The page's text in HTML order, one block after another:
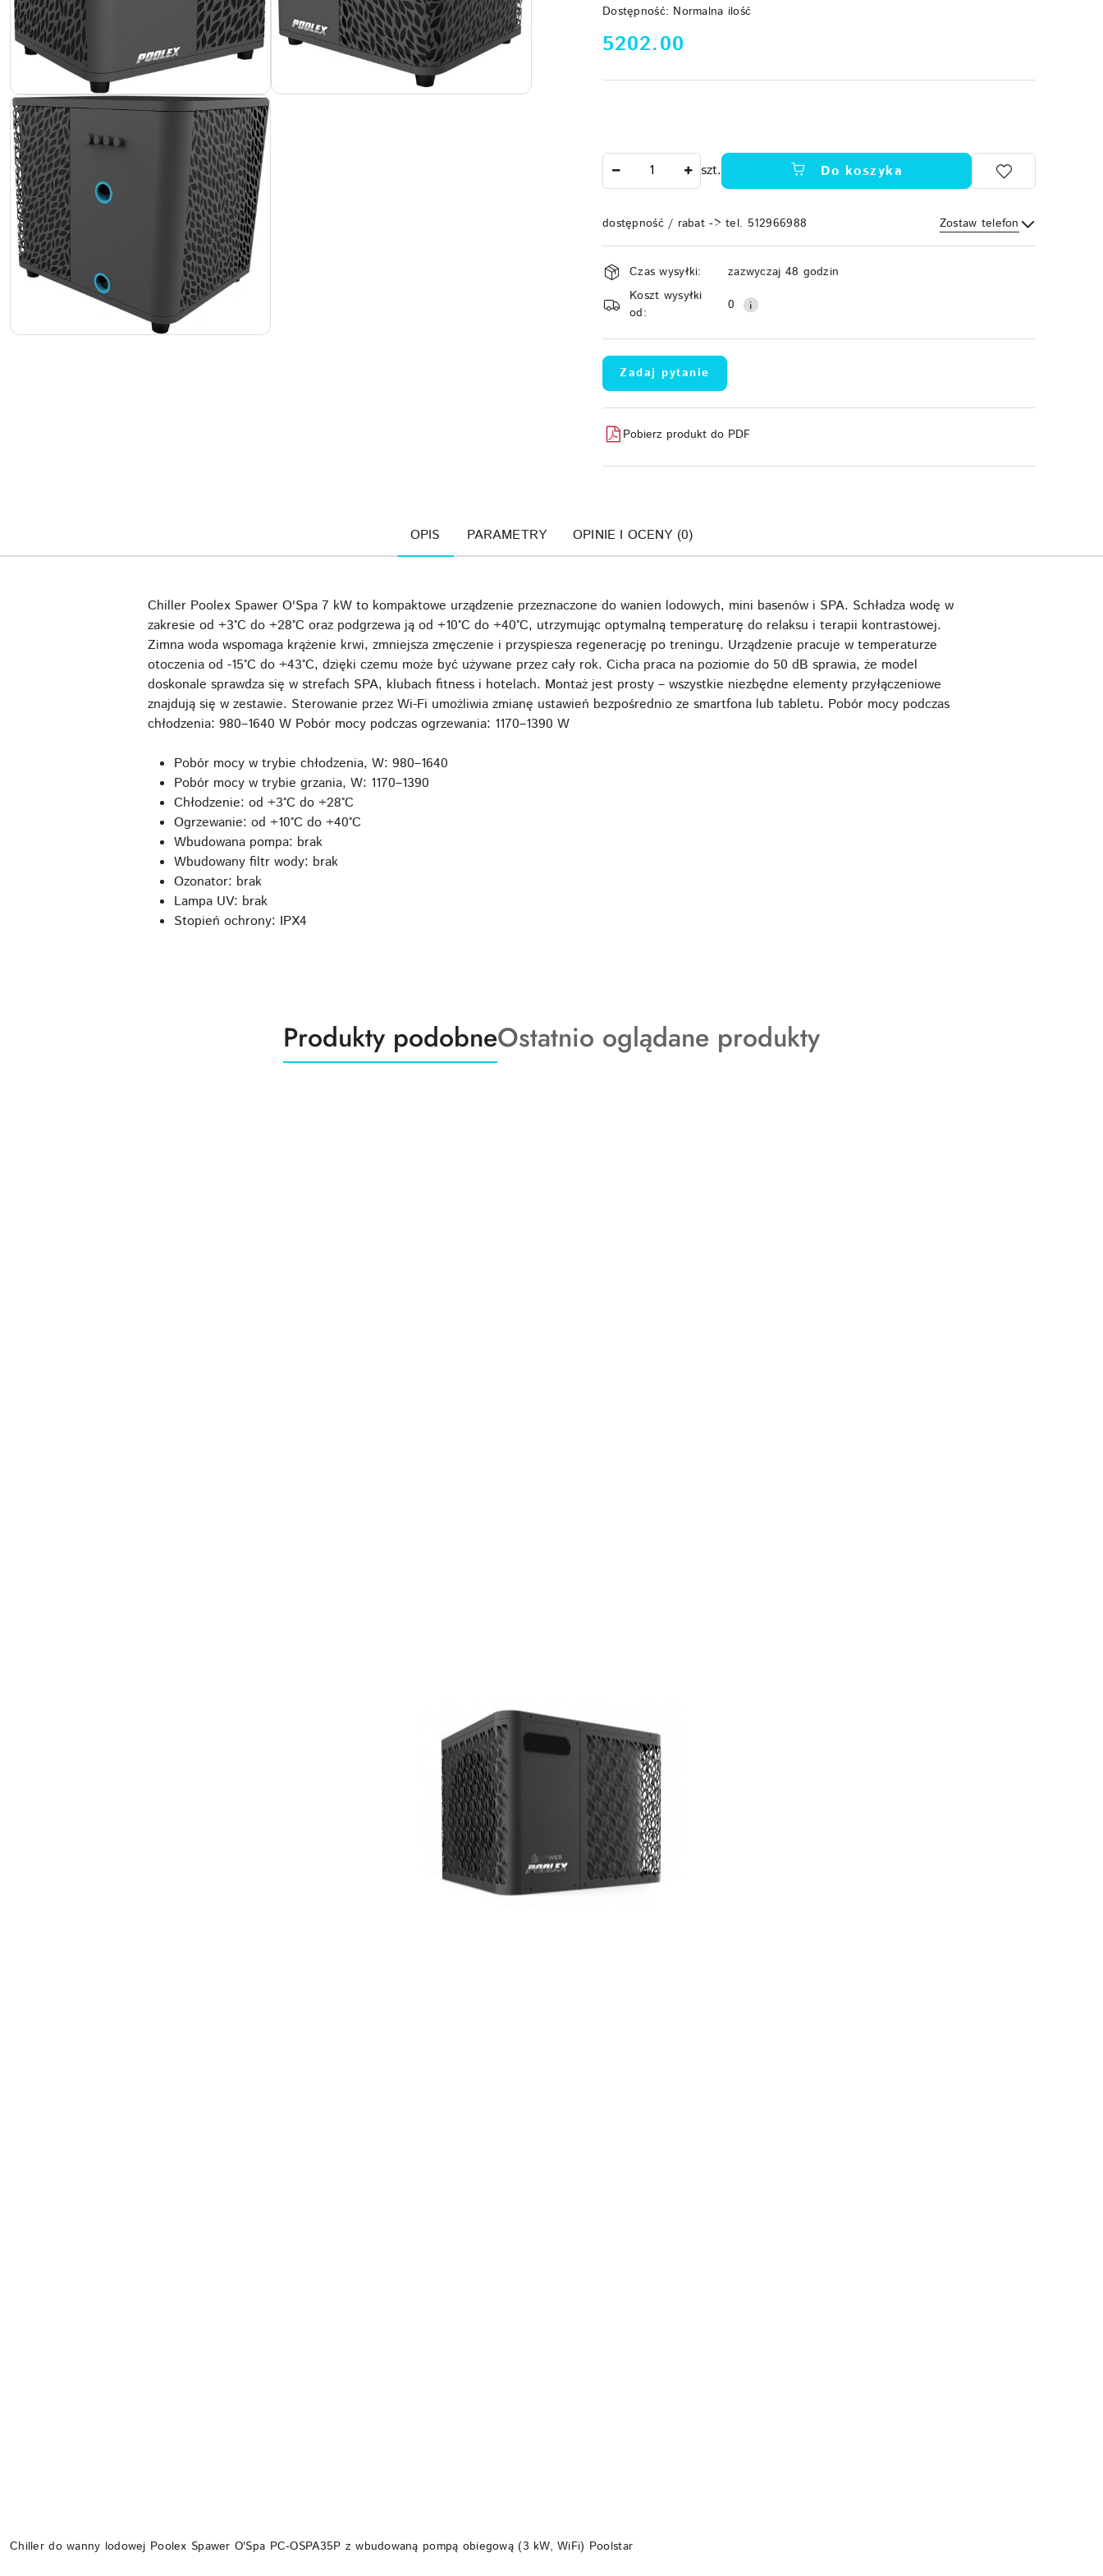
Dostępność: Normalna ilość
cena:
5202.00
szt. Do koszyka
dostępność / rabat -> tel. 512966988 Zostaw telefon
Wyślij
Dostępność
i
dostawa
Czas wysyłki:
zazwyczaj 48 godzin
Koszt wysyłki
od:
0
Zadaj pytanie
Pobierz produkt do PDF
OPIS PARAMETRY OPINIE I OCENY (0)
Chiller Poolex Spawer O'Spa 7 kW to kompaktowe urządzenie przeznaczone do wanien lodowych, mini basenów i SPA. Schładza wodę w
zakresie od +3°C do +28°C oraz podgrzewa ją od +10°C do +40°C, utrzymując optymalną temperaturę do relaksu i terapii kontrastowej.
Zimna woda wspomaga krążenie krwi, zmniejsza zmęczenie i przyspiesza regenerację po treningu. Urządzenie pracuje w temperaturze
otoczenia od -15°C do +43°C, dzięki czemu może być używane przez cały rok. Cicha praca na poziomie do 50 dB sprawia, że model
doskonale sprawdza się w strefach SPA, klubach fitness i hotelach. Montaż jest prosty – wszystkie niezbędne elementy przyłączeniowe
znajdują się w zestawie. Sterowanie przez Wi-Fi umożliwia zmianę ustawień bezpośrednio ze smartfona lub tabletu. Pobór mocy podczas
chłodzenia: 980–1640 W Pobór mocy podczas ogrzewania: 1170–1390 W
Pobór mocy w trybie chłodzenia, W: 980–1640
Pobór mocy w trybie grzania, W: 1170–1390
Chłodzenie: od +3°C do +28°C
Ogrzewanie: od +10°C do +40°C
Wbudowana pompa: brak
Wbudowany filtr wody: brak
Ozonator: brak
Lampa UV: brak
Stopień ochrony: IPX4
Produkty
o
Produkty podobneProdukty
o
Ostatnio oglądane produkty
Chiller do wanny lodowej Poolex Spawer O'Spa PC-OSPA35P z wbudowaną pompą obiegową (3 kW, WiFi) Poolstar
DO KOSZYKA